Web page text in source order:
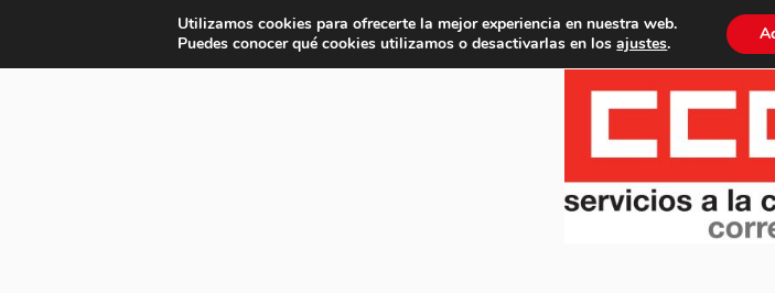
contenido
APP Iniciar sesión Afíliate Página sector postal
Utilizamos cookies para ofrecerte la mejor experiencia en nuestra web.
Puedes conocer qué cookies utilizamos o desactivarlas en losajustes.